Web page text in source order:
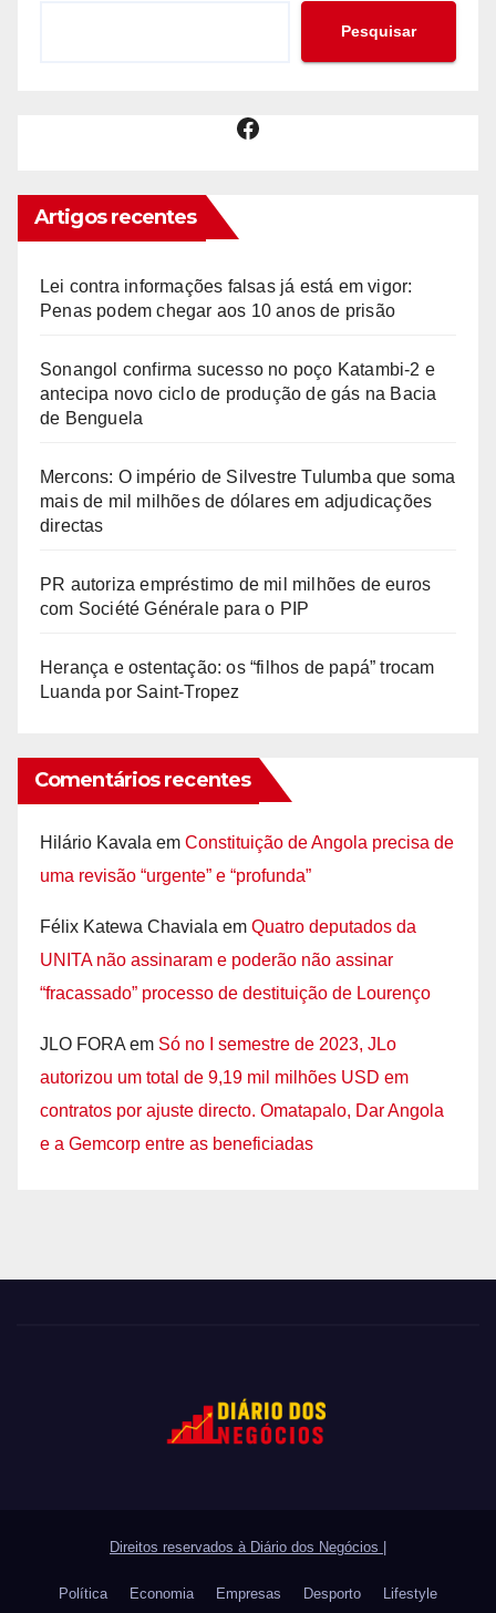
Pesquisar
Facebook
Artigos recentes
Lei contra informações falsas já está em vigor:
Penas podem chegar aos 10 anos de prisão
Sonangol confirma sucesso no poço Katambi-2 e
antecipa novo ciclo de produção de gás na Bacia
de Benguela
Mercons: O império de Silvestre Tulumba que soma
mais de mil milhões de dólares em adjudicações
directas
PR autoriza empréstimo de mil milhões de euros
com Société Générale para o PIP
Herança e ostentação: os “filhos de papá” trocam
Luanda por Saint-Tropez
Comentários recentes
Hilário Kavala em Constituição de Angola precisa de
uma revisão “urgente” e “profunda”
Félix Katewa Chaviala em Quatro deputados da
UNITA não assinaram e poderão não assinar
“fracassado” processo de destituição de Lourenço
JLO FORA em Só no I semestre de 2023, JLo
autorizou um total de 9,19 mil milhões USD em
contratos por ajuste directo. Omatapalo, Dar Angola
e a Gemcorp entre as beneficiadas
Direitos reservados à Diário dos Negócios |
Política Economia Empresas Desporto Lifestyle